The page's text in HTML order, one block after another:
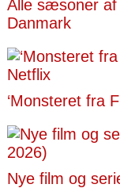
Alle sæsoner af
Danmark
‘Monsteret fra
Nye film og